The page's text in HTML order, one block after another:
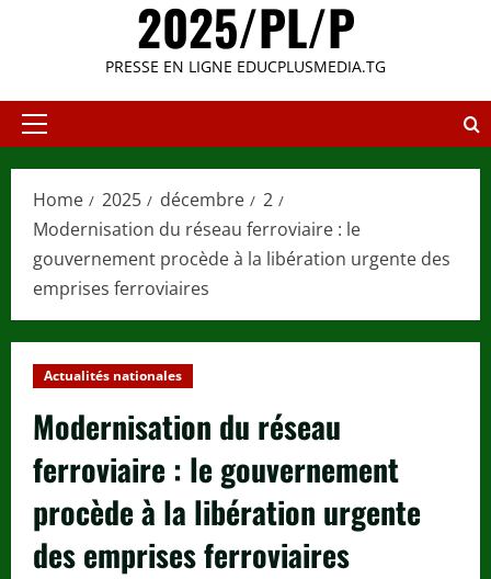
2025/PL/P
PRESSE EN LIGNE EDUCPLUSMEDIA.TG
Primary
Home 2025 décembre
2
Modernisation du réseau ferroviaire : le
gouvernement procède à la libération urgente des
emprises ferroviaires
Actualités nationales
Modernisation du réseau
ferroviaire : le gouvernement
procède à la libération urgente
des emprises ferroviaires